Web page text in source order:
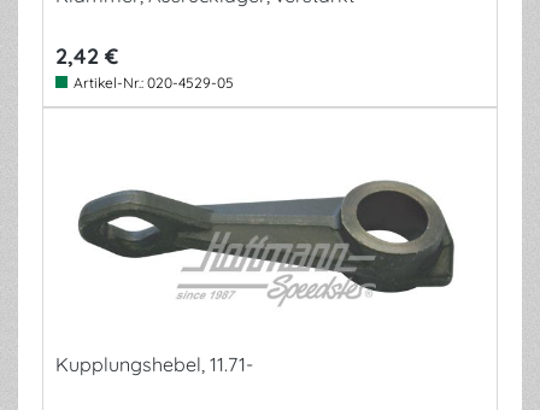
2,42 €
Artikel-Nr.: 020-4529-05
Kupplungshebel, 11.71-